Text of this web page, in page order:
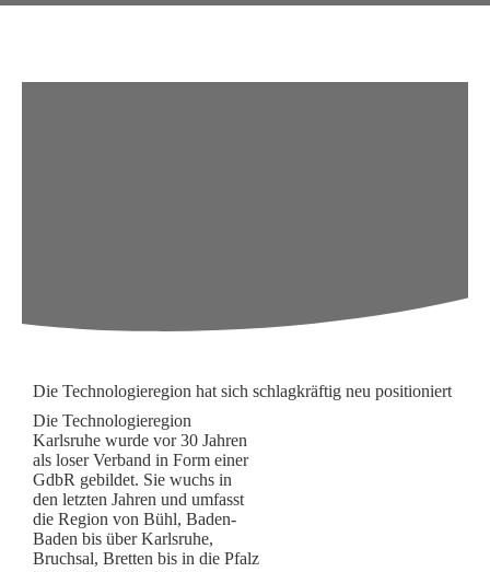
Die Technologieregion hat sich schlagkräftig neu positioniert
Die Technologieregion
Karlsruhe wurde vor 30 Jahren
als loser Verband in Form einer
GdbR gebildet. Sie wuchs in
den letzten Jahren und umfasst
die Region von Bühl, Baden-
Baden bis über Karlsruhe,
Bruchsal, Bretten bis in die Pfalz